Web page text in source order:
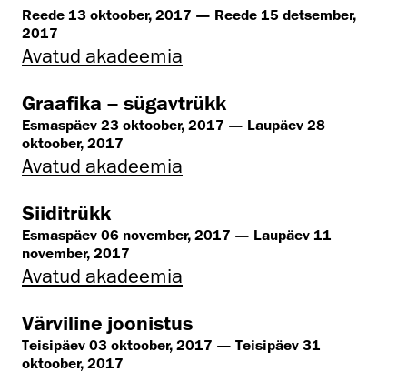
Reede 13 oktoober, 2017 — Reede 15 detsember,
2017
Avatud akadeemia
Graafika – sügavtrükk
Esmaspäev 23 oktoober, 2017 — Laupäev 28
oktoober, 2017
Avatud akadeemia
Siiditrükk
Esmaspäev 06 november, 2017 — Laupäev 11
november, 2017
Avatud akadeemia
Värviline joonistus
Teisipäev 03 oktoober, 2017 — Teisipäev 31
oktoober, 2017